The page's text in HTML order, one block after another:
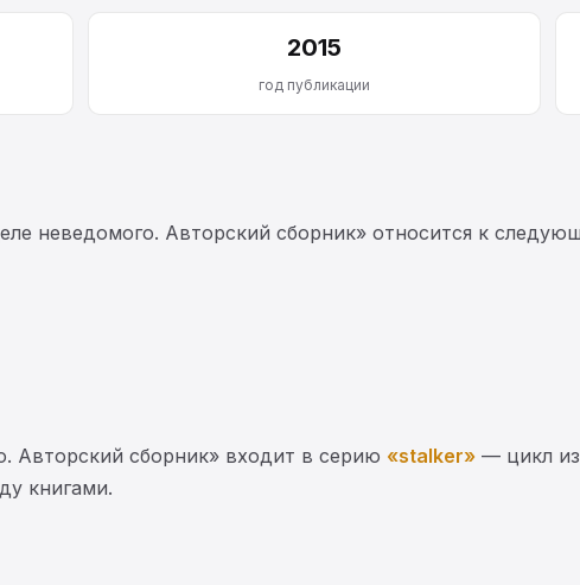
2015
год публикации
неведомого. Авторский сборник» относится к
Авторский сборник» входит в серию «stalker» — цикл
книгами.